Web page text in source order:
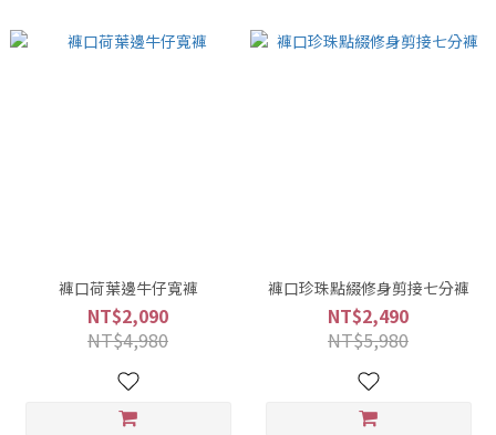
褲口荷葉邊牛仔寬褲
NT$2,090
NT$4,980
褲口珍珠點綴修身剪接七分褲
NT$2,490
NT$5,980